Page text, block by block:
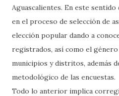
Aguascalientes. En este
en el proceso de selección de
elección popular dando a
registrados, así como el
municipios y distritos, además
metodológico de las encuestas.
Todo lo anterior implica